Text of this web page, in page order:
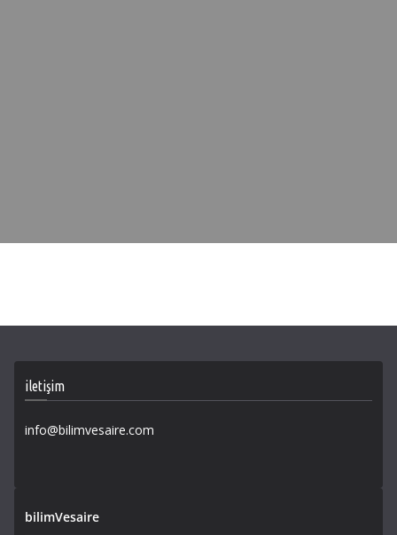
iletişim
info@bilimvesaire.com
bilimVesaire